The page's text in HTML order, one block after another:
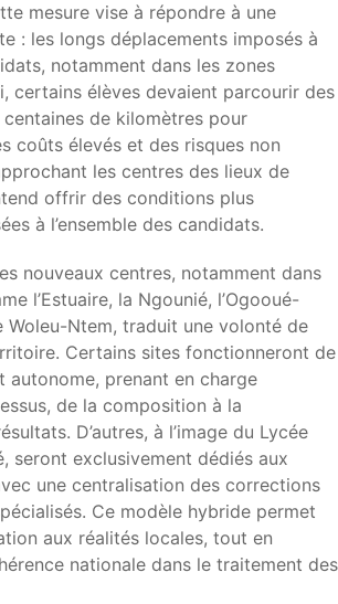
mesure vise à répondre à une
: les longs déplacements imposés à
notamment dans les zones
certains élèves devaient parcourir des
de kilomètres pour
coûts élevés et des risques non
les centres des lieux de
offrir des conditions plus
à l’ensemble des candidats.
nouveaux centres, notamment dans
l’Estuaire, la Ngounié, l’Ogooué-
Woleu-Ntem, traduit une volonté de
Certains sites fonctionneront de
autonome, prenant en charge
de la composition à la
D’autres, à l’image du Lycée
, seront exclusivement dédiés aux
une centralisation des corrections
Ce modèle hybride permet
aux réalités locales, tout en
nationale dans le traitement des